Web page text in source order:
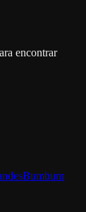
encontrar
Bumbum